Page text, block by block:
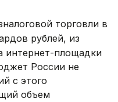
торговли в
рублей, из
интернет-площадки
России не
с этого
объем